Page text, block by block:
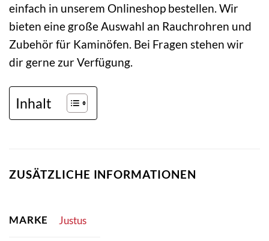
einfach in unserem Onlineshop bestellen. Wir
bieten eine große Auswahl an Rauchrohren und
Zubehör für Kaminöfen. Bei Fragen stehen wir
dir gerne zur Verfügung.
Inhalt
ZUSÄTZLICHE INFORMATIONEN
MARKE Justus